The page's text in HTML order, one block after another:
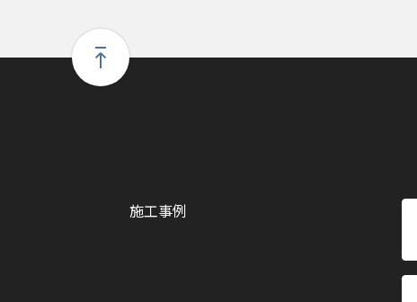
施工事例